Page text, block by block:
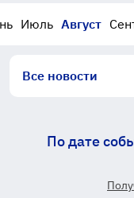
Июль Август
Все новости
По дате